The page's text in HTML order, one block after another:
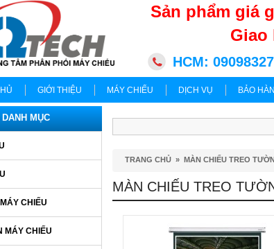
Sản phẩm giá
Giao
HCM:
GIỚI THIỆU MÁY CHIẾU DỊCH VỤ BẢO
DANH MỤC
CHIẾU
MÁY CHIẾU
TRANG CHỦ » MÀN CHIẾU TREO
MÀN CHIẾU TREO